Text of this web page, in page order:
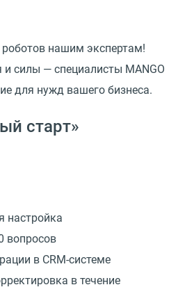
нашим экспертам!
силы — специалисты MANGO
для нужд вашего бизнеса.
старт»
настройка
вопросов
в CRM-системе
в течение